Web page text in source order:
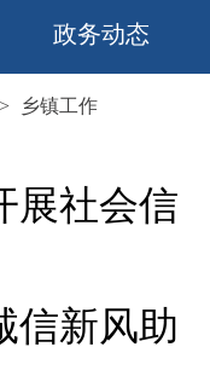
政务动态
> 乡镇工作
展社会信
信新风助